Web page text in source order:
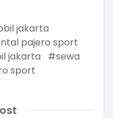
jakarta
pajero sport
jakarta
#sewa
sport